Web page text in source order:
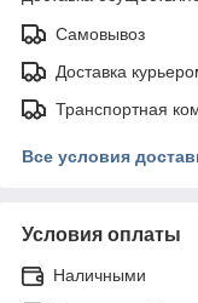
Самовывоз
Доставка
Транспортная
Все условия
Условия оплаты
Наличными